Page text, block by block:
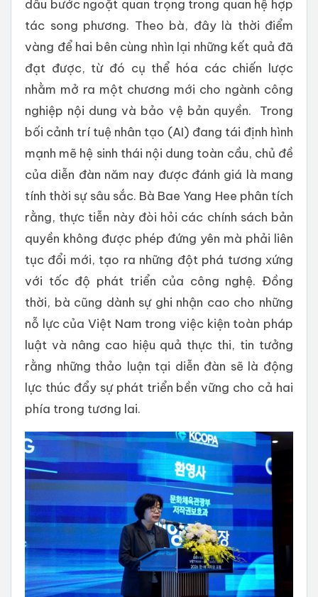
dấu bước ngoặt quan trọng trong quan hệ hợp
tác song phương. Theo bà, đây là thời điểm
vàng để hai bên cùng nhìn lại những kết quả đã
đạt được, từ đó cụ thể hóa các chiến lược
nhằm mở ra một chương mới cho ngành công
nghiệp nội dung và bảo vệ bản quyền. Trong
bối cảnh trí tuệ nhân tạo (AI) đang tái định hình
mạnh mẽ hệ sinh thái nội dung toàn cầu, chủ đề
của diễn đàn năm nay được đánh giá là mang
tính thời sự sâu sắc. Bà Bae Yang Hee phân tích
rằng, thực tiễn này đòi hỏi các chính sách bản
quyền không được phép đứng yên mà phải liên
tục đổi mới, tạo ra những đột phá tương xứng
với tốc độ phát triển của công nghệ. Đồng
thời, bà cũng dành sự ghi nhận cao cho những
nỗ lực của Việt Nam trong việc kiện toàn pháp
luật và nâng cao hiệu quả thực thi, tin tưởng
rằng những thảo luận tại diễn đàn sẽ là động
lực thúc đẩy sự phát triển bền vững cho cả hai
phía trong tương lai.